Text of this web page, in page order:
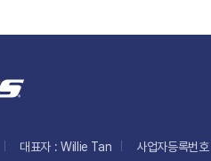
대표자 : Willie Tan 사업자등록